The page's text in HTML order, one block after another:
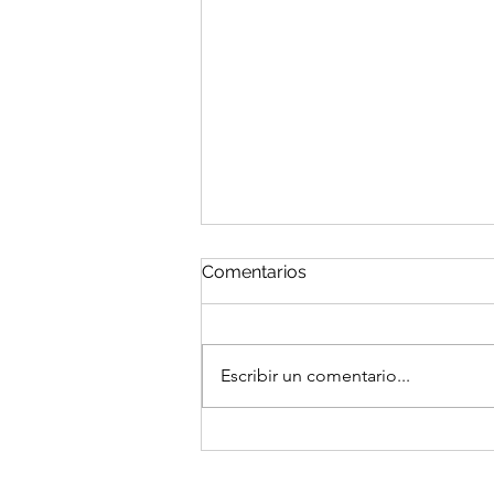
Comentarios
Escribir un comentario...